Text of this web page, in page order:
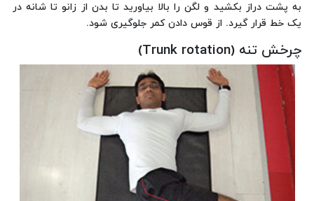
به پشت دراز بکشید و لگن را بالا بیاورید تا بدن از زانو تا شانه در
یک خط قرار گیرد. از قوس دادن کمر جلوگیری شود.
چرخش تنه (Trunk rotation)